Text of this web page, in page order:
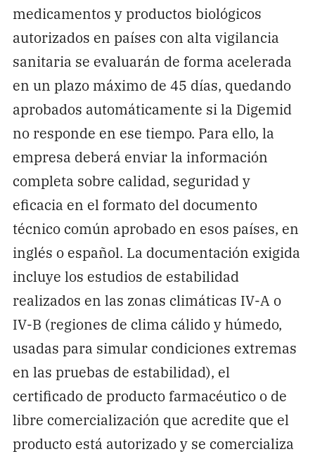
medicamentos y productos biológicos
autorizados en países con alta vigilancia
sanitaria se evaluarán de forma acelerada
en un plazo máximo de 45 días, quedando
aprobados automáticamente si la Digemid
no responde en ese tiempo. Para ello, la
empresa deberá enviar la información
completa sobre calidad, seguridad y
eficacia en el formato del documento
técnico común aprobado en esos países, en
inglés o español. La documentación exigida
incluye los estudios de estabilidad
realizados en las zonas climáticas IV-A o
IV-B (regiones de clima cálido y húmedo,
usadas para simular condiciones extremas
en las pruebas de estabilidad), el
certificado de producto farmacéutico o de
libre comercialización que acredite que el
producto está autorizado y se comercializa